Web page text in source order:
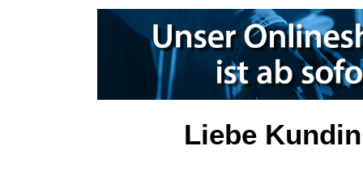
Liebe